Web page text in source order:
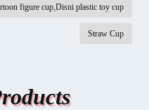
figure cup,Disni plastic toy cup
Straw Cup